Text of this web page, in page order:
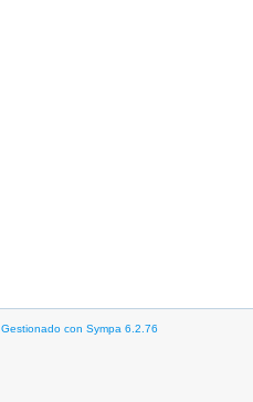
Gestionado con Sympa 6.2.76